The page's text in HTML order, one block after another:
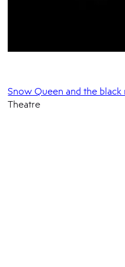
Snow Queen and the
Theatre